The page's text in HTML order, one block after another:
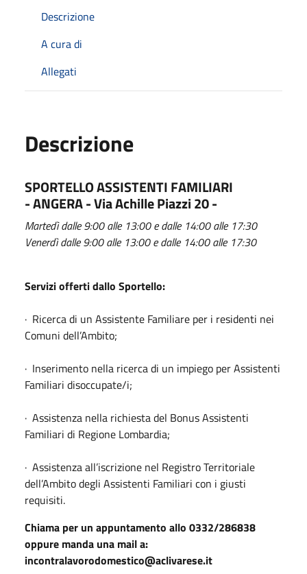
Descrizione
A cura di
Allegati
Descrizione
SPORTELLO ASSISTENTI FAMILIARI
- ANGERA - Via Achille Piazzi 20 -
Martedì dalle 9:00 alle 13:00 e dalle 14:00 alle 17:30
Venerdì dalle 9:00 alle 13:00 e dalle 14:00 alle 17:30
Servizi offerti dallo Sportello:
· Ricerca di un Assistente Familiare per i residenti nei
Comuni dell’Ambito;
· Inserimento nella ricerca di un impiego per Assistenti
Familiari disoccupate/i;
· Assistenza nella richiesta del Bonus Assistenti
Familiari di Regione Lombardia;
· Assistenza all’iscrizione nel Registro Territoriale
dell’Ambito degli Assistenti Familiari con i giusti
requisiti.
Chiama per un appuntamento allo 0332/286838
oppure manda una mail a:
incontralavorodomestico@aclivarese.it